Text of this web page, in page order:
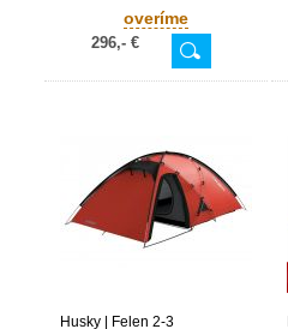
overíme
296,- €
Husky | Felen 2-3